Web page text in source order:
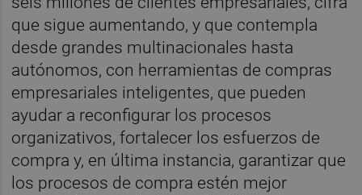
que sigue aumentando, y que contempla
desde grandes multinacionales hasta
autónomos, con herramientas de compras
empresariales inteligentes, que pueden
ayudar a reconfigurar los procesos
organizativos, fortalecer los esfuerzos de
compra y, en última instancia, garantizar que
los procesos de compra estén mejor